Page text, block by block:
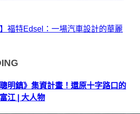
明鎮》集資計畫！還原十字路口的
江 | 大人物